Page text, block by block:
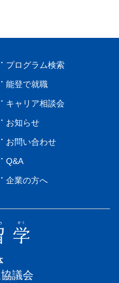
プログラム検索
能登で就職
キャリア相談会
お知らせ
お問い合わせ
Q&A
企業の方へ
議会